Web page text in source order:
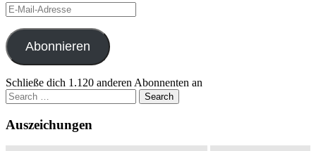
E-
Mail-
Adresse
Abonnieren
Schließe dich 1.120 anderen Abonnenten an
Search
for:
Auszeichungen